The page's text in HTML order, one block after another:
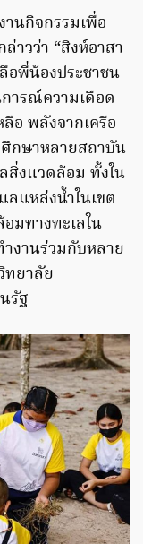
นกิจกรรมเพื่อ
าวว่า “สิงห์อาสา
อพี่น้องประชาชน
ารณ์ความเดือด
อ พลังจากเครือ
กษาหลายสถาบัน
สิ่งแวดล้อม ทั้งใน
แหล่งน้ำในเขต
มทางทะเลใน
งานร่วมกับหลาย
ทยาลัย
รัฐ